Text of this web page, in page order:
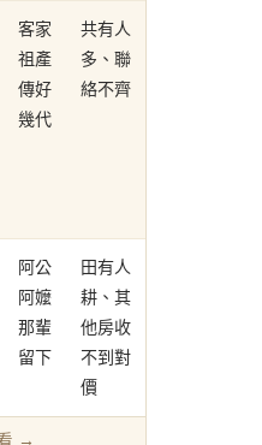
客家
祖產
傳好
幾代
共有人
多、聯
絡不齊
阿公
阿嬤
那輩
留下
田有人
耕、其
他房收
不到對
價